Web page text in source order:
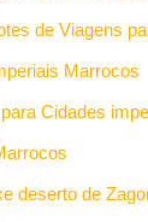
de Viagens
Marrocos
Cidades
deserto de